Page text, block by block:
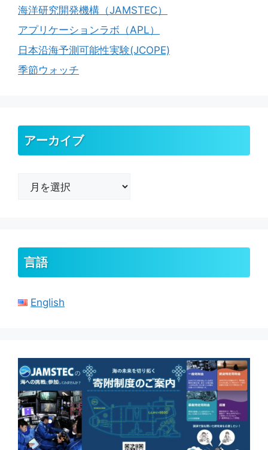
海洋研究開発機構（JAMSTEC）
アプリケーションラボ（APL）
日本沿海予測可能性実験(JCOPE)
季節ウォッチ
アーカイブ
言語
English